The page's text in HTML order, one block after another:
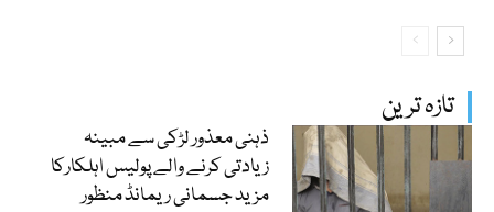
تازہ ترین
ذہنی معذور لڑکی سے مبینہ
زیادتی کرنے والے پولیس اہلکارکا
مزید جسمانی ریمانڈ منظور